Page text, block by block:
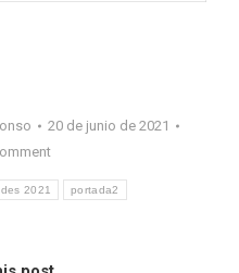
20 de junio de 2021
2021 portada2